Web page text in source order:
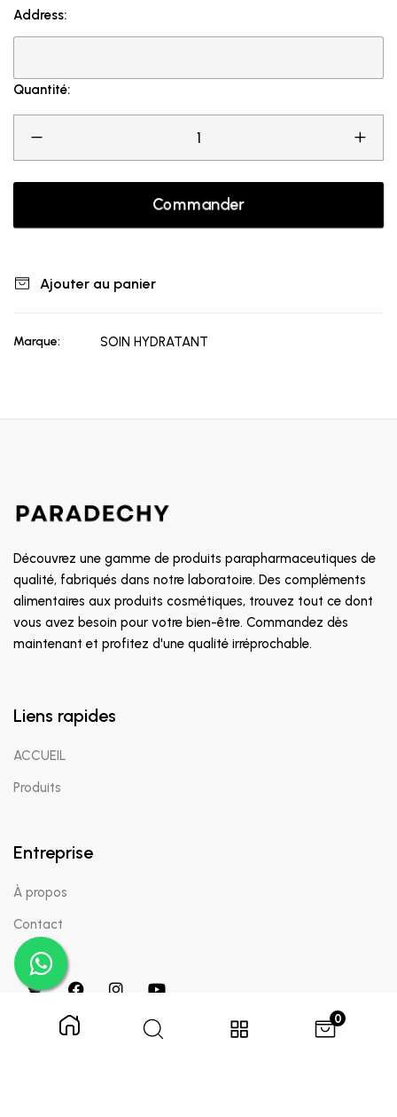
0
Address:
Quantité:
Commander
Ajouter au panier
Marque: SOIN HYDRATANT
Découvrez une gamme de produits parapharmaceutiques de
qualité, fabriqués dans notre laboratoire. Des compléments
alimentaires aux produits cosmétiques, trouvez tout ce dont
vous avez besoin pour votre bien-être. Commandez dès
maintenant et profitez d'une qualité irréprochable.
Liens rapides
ACCUEIL
Produits
Entreprise
À propos
Contact